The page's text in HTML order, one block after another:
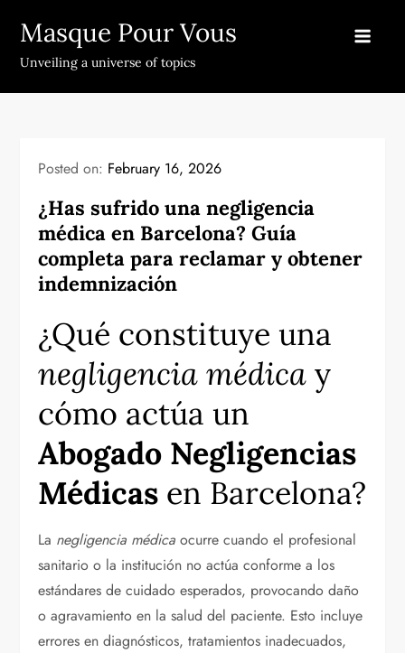
content
Masque Pour Vous
Unveiling a universe of topics
Posted on: February 16, 2026
¿Has sufrido una negligencia
médica en Barcelona? Guía
completa para reclamar y obtener
indemnización
¿Qué constituye una
negligencia médica y
cómo actúa un
Abogado Negligencias
Médicas en Barcelona?
La negligencia médica ocurre cuando el profesional
sanitario o la institución no actúa conforme a los
estándares de cuidado esperados, provocando daño
o agravamiento en la salud del paciente. Esto incluye
errores en diagnósticos, tratamientos inadecuados,